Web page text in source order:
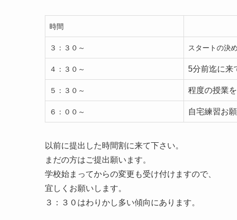
時間
３：３０～ スタートの決
４：３０～ 5分前迄に来
５：３０～ 程度の授業
６：００～ 自宅練習お
以前に提出した時間割に来て下さい。
まだの方はご提出願います。
学校始まってからの変更も受け付けますので、
宜しくお願いします。
３：３０はわりかし多い傾向にあります。